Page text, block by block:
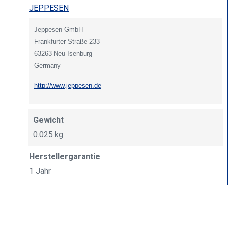
JEPPESEN
Jeppesen GmbH
Frankfurter Straße 233
63263 Neu-Isenburg
Germany
http://www.jeppesen.de
Gewicht
0.025 kg
Herstellergarantie
1 Jahr